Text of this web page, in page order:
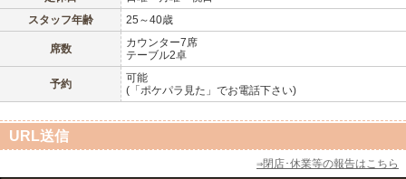
スタッフ年齢
25～40歳
席数
カウンター7席
テーブル2卓
予約
可能
(「ポケパラ見た」でお電話下さい)
URL送信
⇒閉店･休業等の報告はこちら